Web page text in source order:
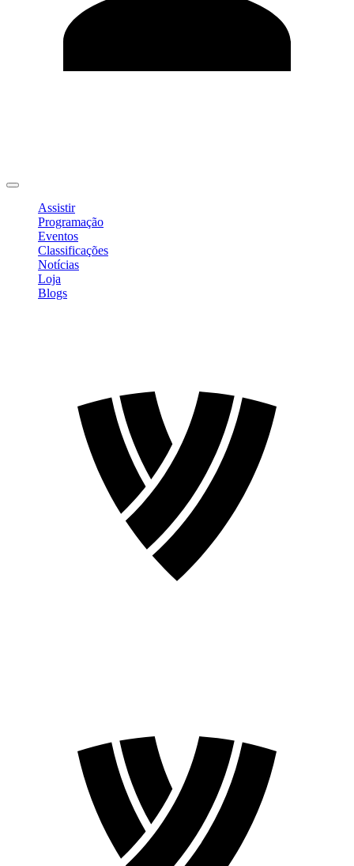
Assistir
Programação
Eventos
Classificações
Notícias
Loja
Blogs